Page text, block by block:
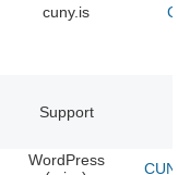
cuny.is
Support
WordPress